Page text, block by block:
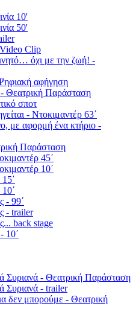
10'
50'
Clip
όχι με την ζωή! -
αφήγηση
- Θεατρική Παράσταση
σποτ
- Ντοκιμαντέρ 63΄
με αφορμή ένα κτήριο -
Παράσταση
45΄
10΄
- 99΄
- trailer
back stage
10΄
Συριανά - Θεατρική Παράσταση
Συριανά - trailer
δεν μπορούμε - Θεατρική